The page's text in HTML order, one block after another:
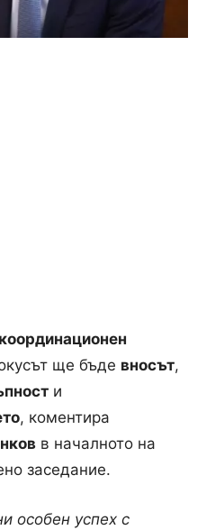
ще бъде вносът,
и
, коментира
в началното на
заседание.
особен успех с